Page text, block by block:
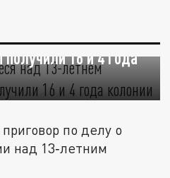
над 13-летнем
16 и 4 года
по делу о
над 13‑летним